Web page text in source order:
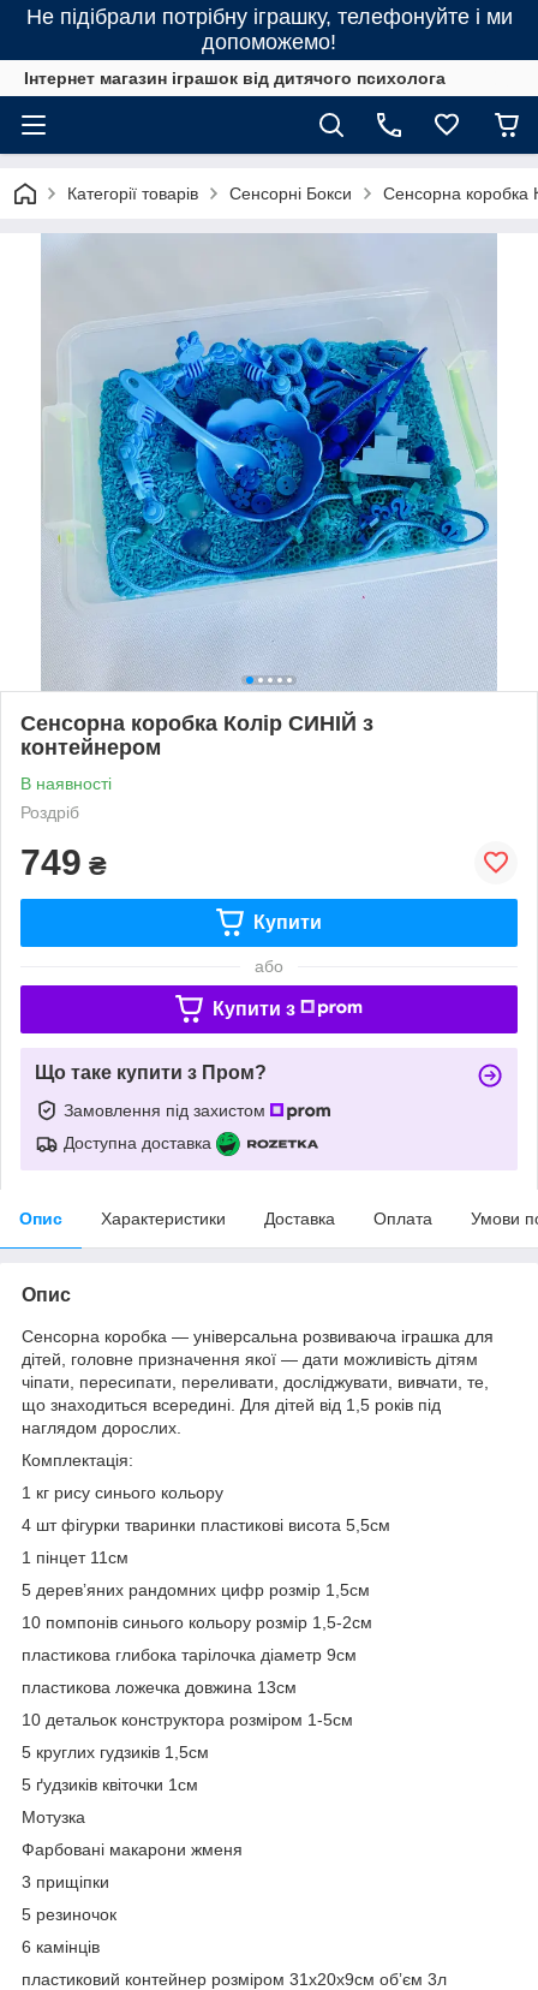
Не підібрали потрібну іграшку, телефонуйте і ми
допоможемо!
Інтернет магазин іграшок від дитячого психолога
Категорії товарів Сенсорні Бокси Сенсорна коробка
Сенсорна коробка Колір СИНІЙ з
контейнером
В наявності
Роздріб
749 ₴
Купити
або
Купити з
Що таке купити з Пром?
Замовлення під захистом
Доступна доставка
Опис Характеристики Доставка Оплата Умови
Опис
Сенсорна коробка — універсальна розвиваюча іграшка для
дітей, головне призначення якої — дати можливість дітям
чіпати, пересипати, переливати, досліджувати, вивчати, те,
що знаходиться всередині. Для дітей від 1,5 років під
наглядом дорослих.
Комплектація:
1 кг рису синього кольору
4 шт фігурки тваринки пластикові висота 5,5см
1 пінцет 11см
5 деревʼяних рандомних цифр розмір 1,5см
10 помпонів синього кольору розмір 1,5-2см
пластикова глибока тарілочка діаметр 9см
пластикова ложечка довжина 13см
10 детальок конструктора розміром 1-5см
5 круглих гудзиків 1,5см
5 ґудзиків квіточки 1см
Мотузка
Фарбовані макарони жменя
3 прищіпки
5 резиночок
6 камінців
пластиковий контейнер розміром 31х20х9см обʼєм 3л